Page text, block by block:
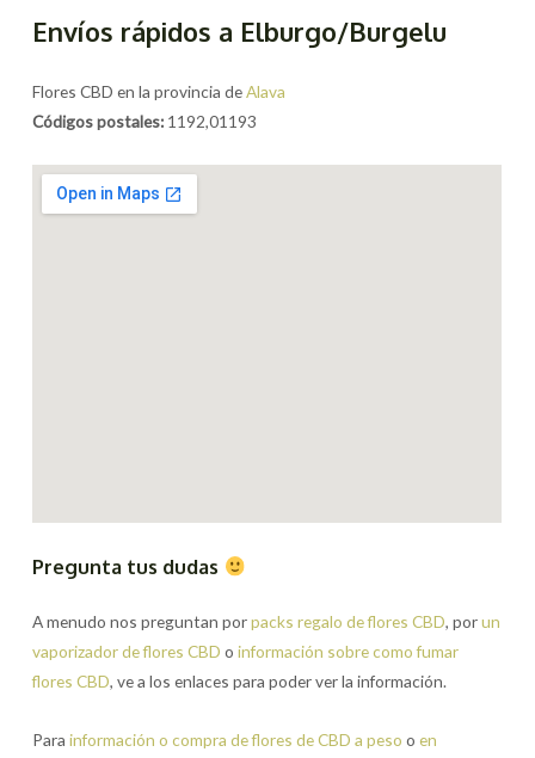
Envíos rápidos a Elburgo/Burgelu
Flores CBD en la provincia deAlava
Códigos postales: 1192,01193
Pregunta tus dudas
A menudo nos preguntan porpacks regalo de flores CBD, porun
vaporizador de flores CBD oinformación sobre como fumar
flores CBD, ve a los enlaces para poder ver la información.
Parainformación o compra de flores de CBD a peso oen